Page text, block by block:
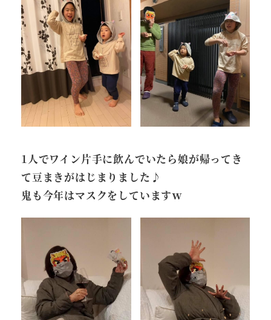
1人でワイン片手に飲んでいたら娘が帰ってき
て豆まきがはじまりました♪
鬼も今年はマスクをしていますｗ